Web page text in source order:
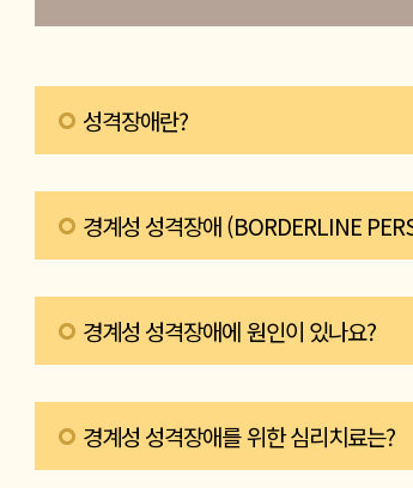
성격장애란?
고유한 양상을 뜻합니다. 사람의 성격은 여러 다
만약 누군가가 여러 성격 차원에서 스펙트럼의 평
는데 여러가지 어려움을 경험할 수 있겠습니다
(personality disorder) 증상이라고 봅니다.
경계성 성격장애 (BORDERLINE
자기감
스스로를 향한 비난, 부정적
신이 누군인지에 관한 혼란
로는 완벽주의가 있고 완고
대인관계
대인관계가 가장 큰 어려움
경계성 성격장애에 원인이 있나요?
경계성 성격장애가 있는 사람에게 아동기 역경
아동에게 살아가는 방법을 가르쳐주지 않는 환경
경계성 성격장애를 위한 심리치료는?